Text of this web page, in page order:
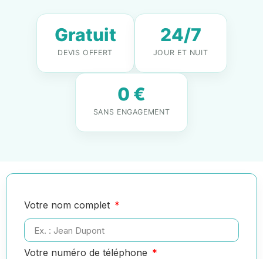
Gratuit
DEVIS OFFERT
24/7
JOUR ET NUIT
0 €
SANS ENGAGEMENT
Votre nom complet
Votre numéro de téléphone